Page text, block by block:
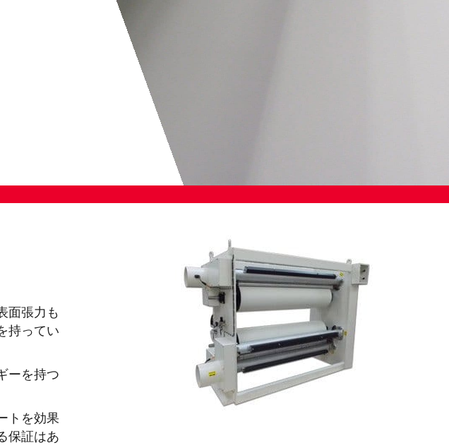
面張力も
持ってい
ーを持つ
トを効果
保証はあ